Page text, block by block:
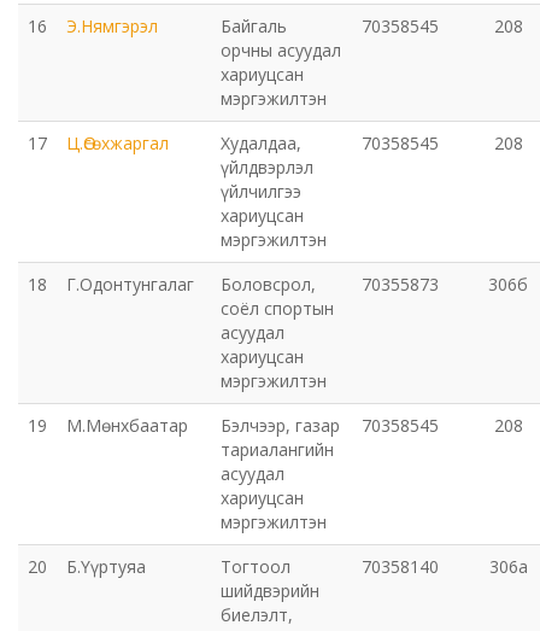
Эрдэнэт цэцэрлэгт хүрээлэн ашиглалтын өмнөх
Эрдэнэт шинжлэх ухаан, технологийн парк
16 Э.Нямгэрэл
Байгаль
орчны асуудал
хариуцсан
мэргэжилтэн
70358545 208
17 Ц.Өсөхжаргал
Худалдаа,
үйлдвэрлэл
үйлчилгээ
хариуцсан
мэргэжилтэн
70358545 208
18 Г.Одонтунгалаг
Боловсрол,
соёл спортын
асуудал
хариуцсан
мэргэжилтэн
70355873 306б
19 М.Мөнхбаатар
Бэлчээр, газар
тариалангийн
асуудал
хариуцсан
мэргэжилтэн
70358545 208
20 Б.Үүртуяа
Тогтоол
шийдвэрийн
биелэлт,
70358140 306а